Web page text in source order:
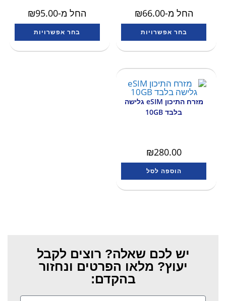
החל מ- ₪66.00
בחר אפשרויות
החל מ- ₪95.00
בחר אפשרויות
מזרח התיכון eSIM גלישה
בלבד 10GB
₪280.00
הוספה לסל
יש לכם שאלה? רוצים לקבל
יעוץ? מלאו הפרטים ונחזור
בהקדם: